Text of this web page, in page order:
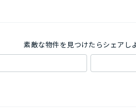
素敵な物件を見つけたらシェアし